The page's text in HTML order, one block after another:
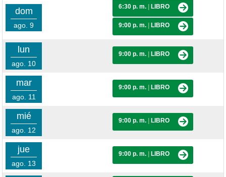
dom
ago. 9
6:30 p. m. LIBRO
9:00 p. m. LIBRO
lun
ago. 10
9:00 p. m. LIBRO
mar
ago. 11
9:00 p. m. LIBRO
mié
ago. 12
9:00 p. m. LIBRO
jue
ago. 13
9:00 p. m. LIBRO